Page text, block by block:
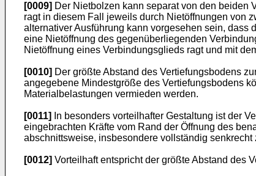
[0009] Der Nietbolzen kann separat von den beiden
ragt in diesem Fall jeweils durch Nietöffnungen von
alternativer Ausführung kann vorgesehen sein,
eine Nietöffnung des gegenüberliegenden
Nietöffnung eines Verbindungsglieds ragt und mit
[0010] Der größte Abstand des Vertiefungsbodens
angegebene Mindestgröße des Vertiefungsbodens
Materialbelastungen vermieden werden.
[0011]
In besonders vorteilhafter Gestaltung ist der
eingebrachten Kräfte vom Rand der Öffnung des
abschnittsweise, insbesondere vollständig
[0012] Vorteilhaft entspricht der größte Abstand des